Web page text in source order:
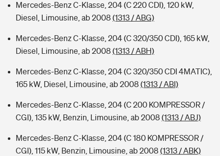
Mercedes-Benz C-Klasse, 204 (C 220 CDI), 120 kW,
Diesel, Limousine, ab 2008 (1313 / ABG)
Mercedes-Benz C-Klasse, 204 (C 320/350 CDI), 165 kW,
Diesel, Limousine, ab 2008 (1313 / ABH)
Mercedes-Benz C-Klasse, 204 (C 320/350 CDI 4MATIC),
165 kW, Diesel, Limousine, ab 2008 (1313 / ABI)
Mercedes-Benz C-Klasse, 204 (C 200 KOMPRESSOR /
CGI), 135 kW, Benzin, Limousine, ab 2008 (1313 / ABJ)
Mercedes-Benz C-Klasse, 204 (C 180 KOMPRESSOR /
CGI), 115 kW, Benzin, Limousine, ab 2008 (1313 / ABK)